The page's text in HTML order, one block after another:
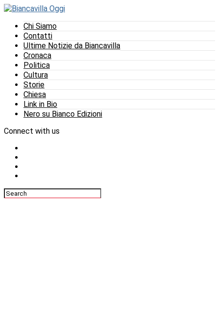
Chi Siamo
Contatti
Ultime Notizie da Biancavilla
Cronaca
Politica
Cultura
Storie
Chiesa
Link in Bio
Nero su Bianco Edizioni
Connect with us